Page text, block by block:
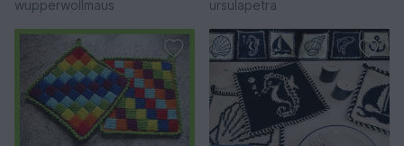
wupperwollmaus ursulapetra